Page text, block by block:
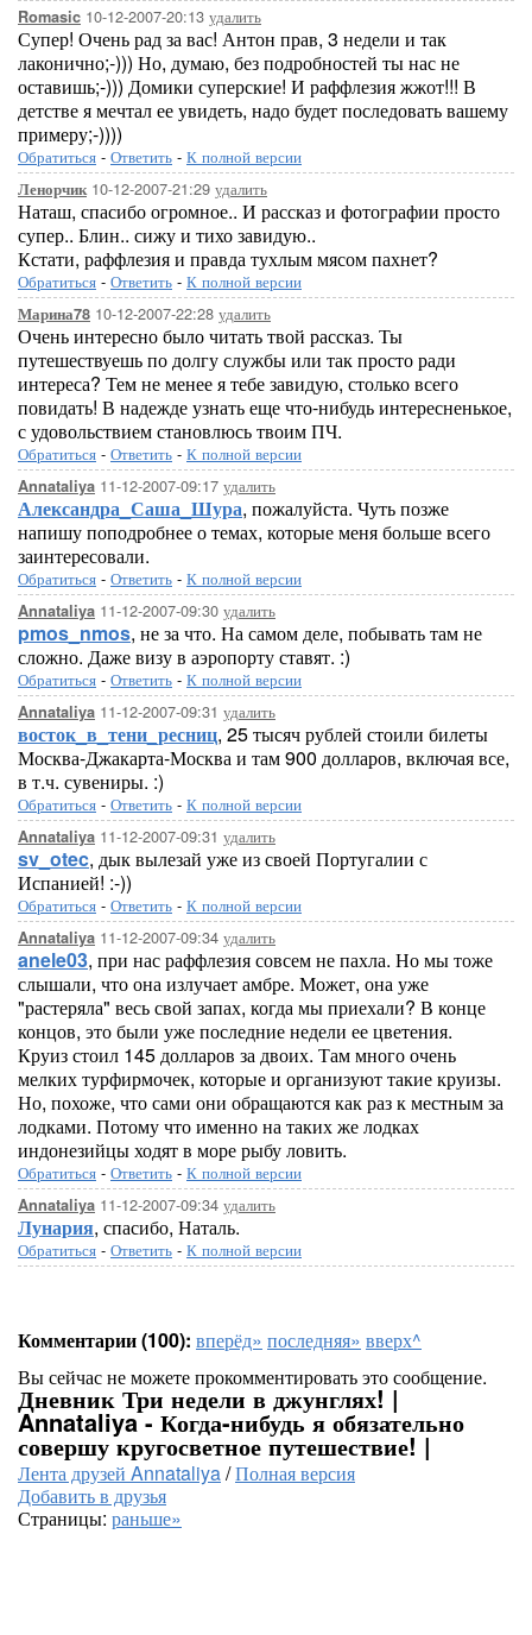
Romasic 10-12-2007-20:13 удалить
Супер! Очень рад за вас! Антон прав, 3 недели и так
лаконично;-))) Но, думаю, без подробностей ты нас не
оставишь;-))) Домики суперские! И раффлезия жжот!!! В
детстве я мечтал ее увидеть, надо будет последовать вашему
примеру;-))))
Обратиться - Ответить - К полной версии
Ленорчик10-12-2007-21:29 удалить
Наташ, спасибо огромное.. И рассказ и фотографии просто
супер.. Блин.. сижу и тихо завидую..
Кстати, раффлезия и правда тухлым мясом пахнет?
Обратиться - Ответить - К полной версии
Марина78 10-12-2007-22:28 удалить
Очень интересно было читать твой рассказ. Ты
путешествуешь по долгу службы или так просто ради
интереса? Тем не менее я тебе завидую, столько всего
повидать! В надежде узнать еще что-нибудь интересненькое,
с удовольствием становлюсь твоим ПЧ.
Обратиться - Ответить - К полной версии
Annataliya 11-12-2007-09:17 удалить
Александра_Саша_Шура, пожалуйста. Чуть позже
напишу поподробнее о темах, которые меня больше всего
заинтересовали.
Обратиться - Ответить - К полной версии
Annataliya 11-12-2007-09:30 удалить
pmos_nmos, не за что. На самом деле, побывать там не
сложно. Даже визу в аэропорту ставят. :)
Обратиться - Ответить - К полной версии
Annataliya 11-12-2007-09:31 удалить
восток_в_тени_ресниц, 25 тысяч рублей стоили билеты
Москва-Джакарта-Москва и там 900 долларов, включая все,
в т.ч. сувениры. :)
Обратиться - Ответить - К полной версии
Annataliya 11-12-2007-09:31 удалить
sv_otec, дык вылезай уже из своей Португалии с
Испанией! :-))
Обратиться - Ответить - К полной версии
Annataliya 11-12-2007-09:34 удалить
anele03, при нас раффлезия совсем не пахла. Но мы тоже
слышали, что она излучает амбре. Может, она уже
"растеряла" весь свой запах, когда мы приехали? В конце
концов, это были уже последние недели ее цветения.
Круиз стоил 145 долларов за двоих. Там много очень
мелких турфирмочек, которые и организуют такие круизы.
Но, похоже, что сами они обращаются как раз к местным за
лодками. Потому что именно на таких же лодках
индонезийцы ходят в море рыбу ловить.
Обратиться - Ответить - К полной версии
Annataliya 11-12-2007-09:34 удалить
Лунария, спасибо, Наталь.
Обратиться - Ответить - К полной версии
Комментарии (100): вперёд» последняя» вверх^
Вы сейчас не можете прокомментировать это сообщение.
Дневник Три недели в джунглях! |
Annataliya - Когда-нибудь я обязательно
совершу кругосветное путешествие! |
Лента друзей Annataliya/Полная версия
Добавить в друзья
Страницы: раньше»